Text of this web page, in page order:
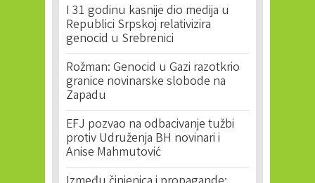
I 31 godinu kasnije dio medija u
Republici Srpskoj relativizira
genocid u Srebrenici
Rožman: Genocid u Gazi razotkrio
granice novinarske slobode na
Zapadu
EFJ pozvao na odbacivanje tužbi
protiv Udruženja BH novinari i
Anise Mahmutović